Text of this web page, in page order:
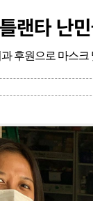
랜타 난
후원으로 마스크